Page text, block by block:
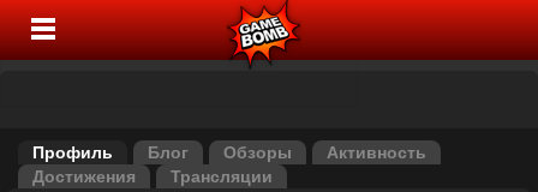
Профиль Блог Обзоры
Активность
Достижения
Трансляции